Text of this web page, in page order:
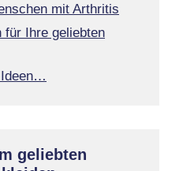
mit Arthritis
für Ihre geliebten
geliebten